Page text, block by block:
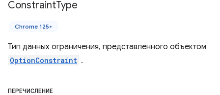
ConstraintType
Chrome 125+
Тип данных ограничения, представленного объектом
OptionConstraint .
ПЕРЕЧИСЛЕНИЕ